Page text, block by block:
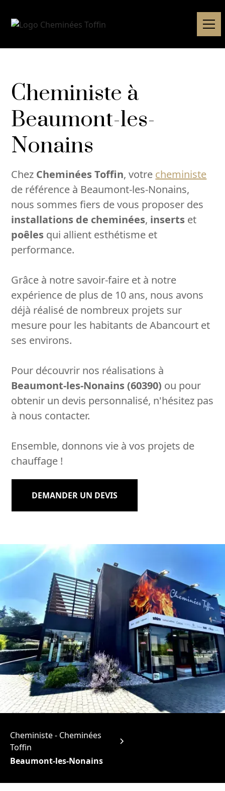
Cheministe à
Beaumont-les-
Nonains
Chez Cheminées Toffin, votre cheministe
de référence à Beaumont-les-Nonains,
nous sommes fiers de vous proposer des
installations de cheminées, inserts et
poêles qui allient esthétisme et
performance.
Grâce à notre savoir-faire et à notre
expérience de plus de 10 ans, nous avons
déjà réalisé de nombreux projets sur
mesure pour les habitants de Abancourt et
ses environs.
Pour découvrir nos réalisations à
Beaumont-les-Nonains (60390) ou pour
obtenir un devis personnalisé, n'hésitez pas
à nous contacter.
Ensemble, donnons vie à vos projets de
chauffage !
DEMANDER UN DEVIS
Cheministe - Cheminées
Toffin
Beaumont-les-Nonains